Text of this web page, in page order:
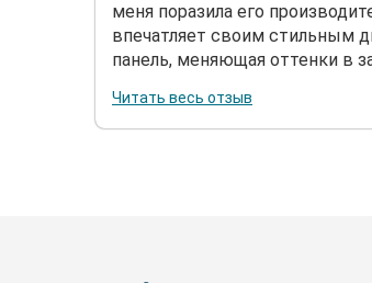
меня поразила его
впечатляет своим стильным
панель, меняющая оттенки в
Читать весь отзыв